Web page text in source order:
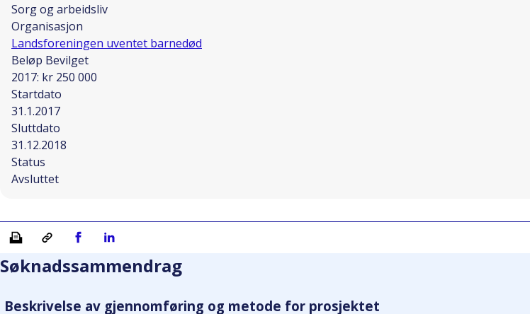
Sorg og arbeidsliv
Organisasjon
Landsforeningen uventet barnedød
Beløp Bevilget
2017: kr 250 000
Startdato
31.1.2017
Sluttdato
31.12.2018
Status
Avsluttet
Skriv ut Kopiera länkDel på Facebook
Del på Linkedin
Søknadssammendrag
Beskrivelse av gjennomføring og metode for prosjektet